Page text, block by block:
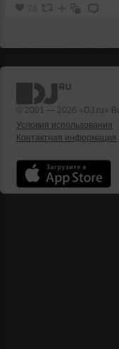
28
© 2001 — 2026 «DJ.ru»
Условия использования
Контактная информация